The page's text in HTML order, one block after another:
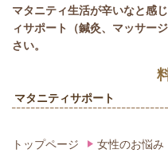
マタニティ生活が辛いなと感
ィサポート（鍼灸、マッサー
さい。
マタニティサポート
トップページ 女性のお悩み